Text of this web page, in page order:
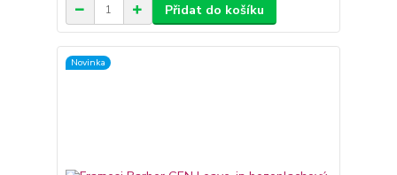
Přidat do košíku
Novinka